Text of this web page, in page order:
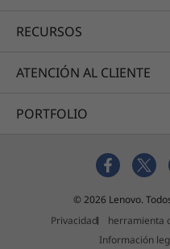
RECURSOS
ATENCIÓN AL CLIENTE
PORTFOLIO
© 2026 Lenovo.
Privacidad
herramienta
Información